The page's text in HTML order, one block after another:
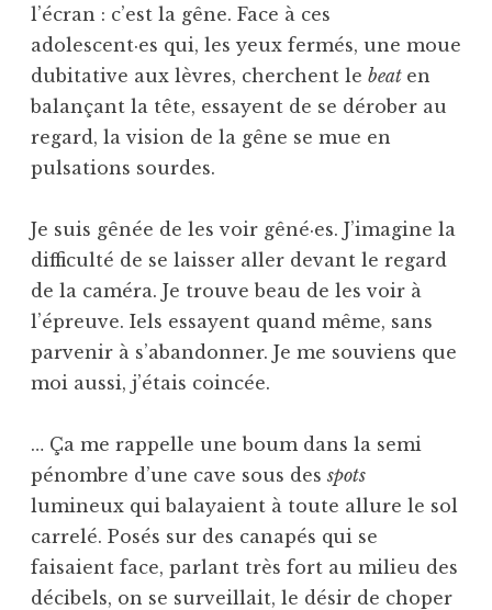
l’écran : c’est la gêne. Face à ces
adolescent·es qui, les yeux fermés, une moue
dubitative aux lèvres, cherchent le beat en
balançant la tête, essayent de se dérober au
regard, la vision de la gêne se mue en
pulsations sourdes.
Je suis gênée de les voir gêné·es. J’imagine la
difficulté de se laisser aller devant le regard
de la caméra. Je trouve beau de les voir à
l’épreuve. Iels essayent quand même, sans
parvenir à s’abandonner. Je me souviens que
moi aussi, j’étais coincée.
… Ça me rappelle une boum dans la semi
pénombre d’une cave sous desspots
lumineux qui balayaient à toute allure le sol
carrelé. Posés sur des canapés qui se
faisaient face, parlant très fort au milieu des
décibels, on se surveillait, le désir de choper